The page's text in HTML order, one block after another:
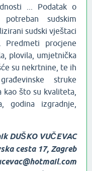
... Podatak o
sudskim
sudski vještaci
Predmeti procjene
plovila, umjetnička
su nekrtnine, te ih
struke
što su kvaliteta,
godina izgradnje,
DUŠKO VUČEVAC
cesta 17, Zagreb